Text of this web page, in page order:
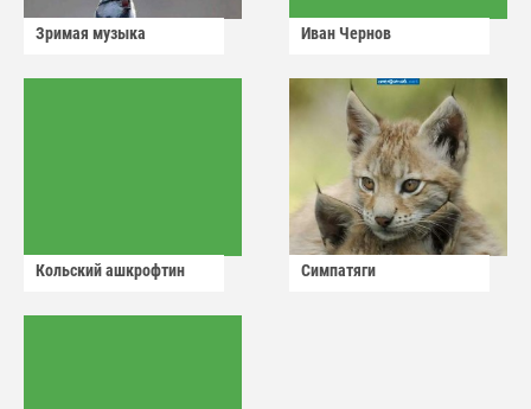
Зримая музыка Иван Чернов
Кольский ашкрофтин Симпатяги